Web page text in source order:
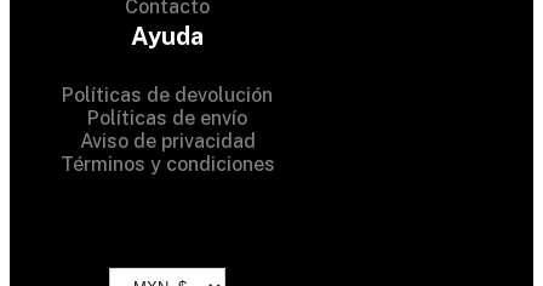
Contacto
Ayuda
Políticas de devolución
Políticas de envío
Aviso de privacidad
Términos y condiciones